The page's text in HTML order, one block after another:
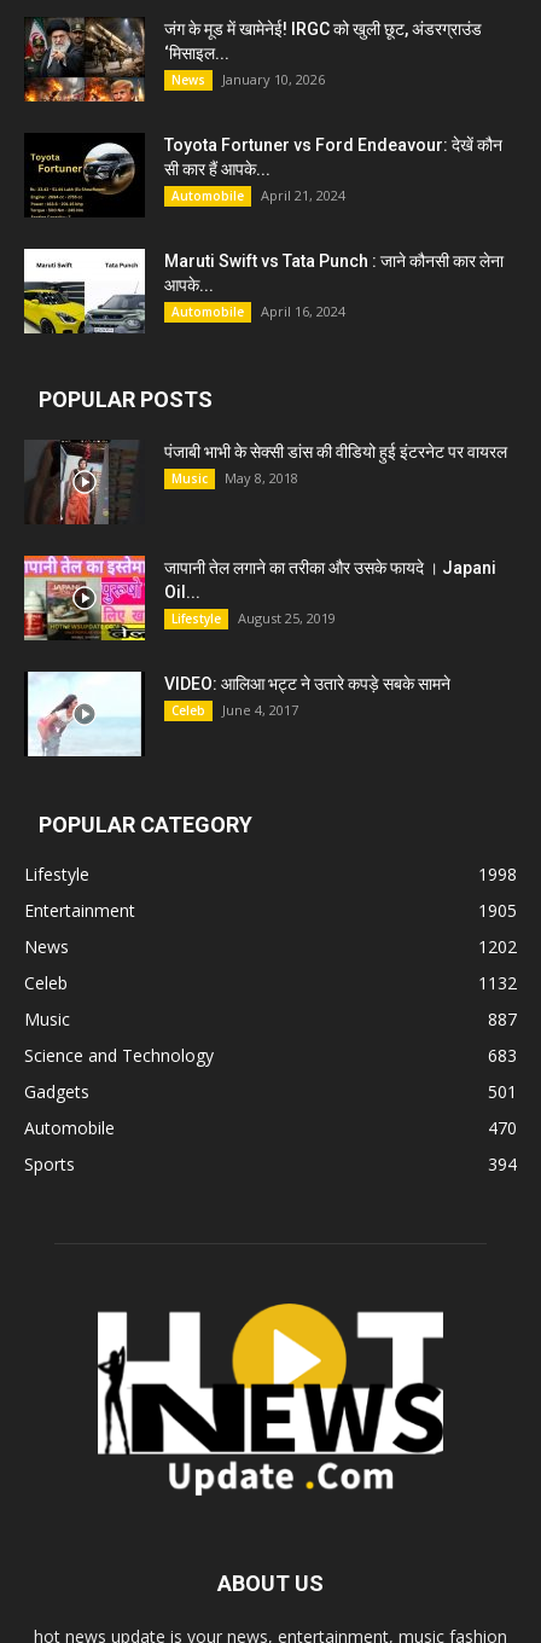
जंग के मूड में खामेनेई! IRGC को खुली छूट, अंडरग्राउंड
‘मिसाइल...
News January 10, 2026
Toyota Fortuner vs Ford Endeavour: देखें कौन
सी कार हैं आपके...
Automobile April 21, 2024
Maruti Swift vs Tata Punch : जाने कौनसी कार लेना
आपके...
Automobile April 16, 2024
POPULAR POSTS
पंजाबी भाभी के सेक्सी डांस की वीडियो हुई इंटरनेट पर वायरल
Music May 8, 2018
जापानी तेल लगाने का तरीका और उसके फायदे । Japani
Oil...
Lifestyle August 25, 2019
VIDEO: आलिआ भट्ट ने उतारे कपड़े सबके सामने
Celeb June 4, 2017
POPULAR CATEGORY
Lifestyle
1998
Entertainment
1905
News
1202
Celeb
1132
Music
887
Science and Technology
683
Gadgets
501
Automobile
470
Sports
394
ABOUT US
hot news update is your news, entertainment, music fashion